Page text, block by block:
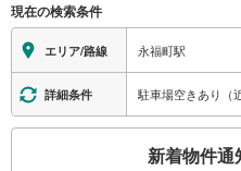
地上⇔改札⇔ホーム：○
エレベータ
・各ホーム⇔改札
・北口
・南口
エスカレータ
現在の検索条件
エリア/路線 永福町駅
詳細条件 駐車場空きあり（
新着物件通